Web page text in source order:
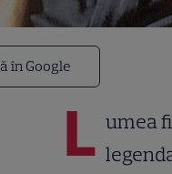
în Google
L umea